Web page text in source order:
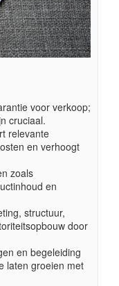
voor verkoop;
cruciaal.
relevante
en verhoogt
zoals
en
structuur,
door
en begeleiding
laten groeien met